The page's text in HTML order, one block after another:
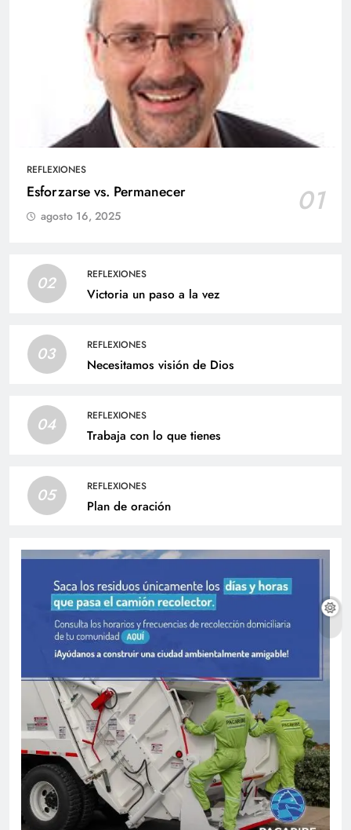
REFLEXIONES
Esforzarse vs. Permanecer 01
agosto 16, 2025
02 REFLEXIONES
Victoria un paso a la vez
03 REFLEXIONES
Necesitamos visión de Dios
04 REFLEXIONES
Trabaja con lo que tienes
05 REFLEXIONES
Plan de oración